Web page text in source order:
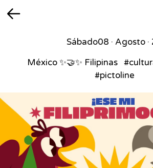
Sábado08 · Agosto ·
México ✨🤝✨ Filipinas
#pictoline